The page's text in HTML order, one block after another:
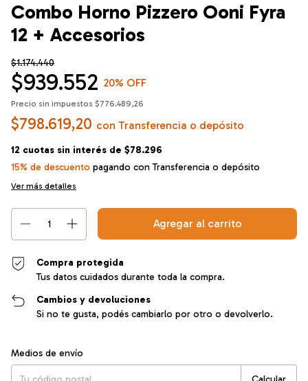
Combo Horno Pizzero Ooni Fyra
12 + Accesorios
$1.174.440
$939.552 20% OFF
Precio sin impuestos $776.489,26
$798.619,20 con Transferencia o depósito
12 cuotas sin interés de $78.296
15% de descuento pagando con Transferencia o depósito
Ver más detalles
Compra protegida
Tus datos cuidados durante toda la compra.
Cambios y devoluciones
Si no te gusta, podés cambiarlo por otro o devolverlo.
Entregas para el CP:
Medios de envío